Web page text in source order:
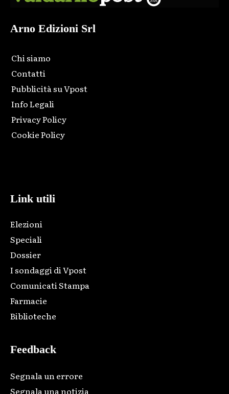
Arno Edizioni Srl
Chi siamo
Contatti
Pubblicità su Vpost
Info Legali
Privacy Policy
Cookie Policy
Link utili
Elezioni
Speciali
Dossier
I sondaggi di Vpost
Comunicati Stampa
Farmacie
Biblioteche
Feedback
Segnala un errore
Segnala una notizia